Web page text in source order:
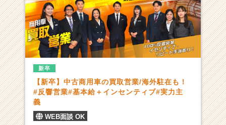
人
一
覧
【業
界
ェ
ア
o.
1】
新卒
【新卒】中古商用車の買取営業/海外駐在も！
#反響営業#基本給＋インセンティブ#実力主
義
WEB面談 OK